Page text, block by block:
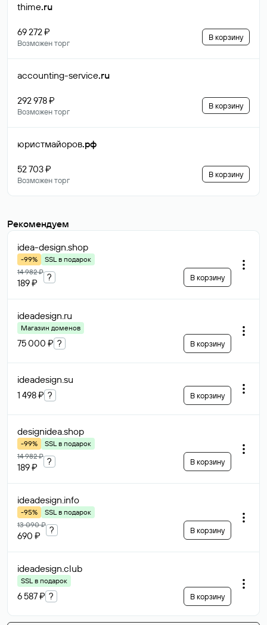
thime.ru
69 272 ₽
Возможен торг
В корзину
accounting-service.ru
292 978 ₽
Возможен торг
В корзину
юристмайоров.рф
52 703 ₽
Возможен торг
В корзину
Рекомендуем
idea-design.shop
-99%
SSL в подарок
14 982 ₽
189 ₽
? В корзину
ideadesign.ru
Магазин доменов
75 000 ₽ ? В корзину
ideadesign.su
1 498 ₽ ? В корзину
designidea.shop
-99%
SSL в подарок
14 982 ₽
189 ₽
? В корзину
ideadesign.info
-95%
SSL в подарок
13 090 ₽
690 ₽
? В корзину
ideadesign.club
SSL в подарок
6 587 ₽ ? В корзину